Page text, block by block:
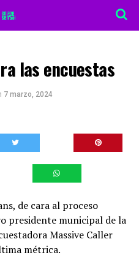
las encuestas
7 marzo, 2024
de cara al proceso
presidente municipal de la
Massive Caller
métrica.